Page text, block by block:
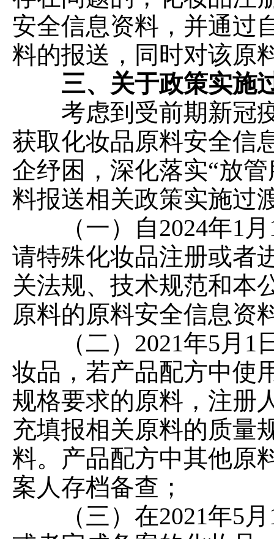
安全信息资料，并通过
料的报送，同时对该原
三、关于政策实施
考虑到受前期新冠疫
获取化妆品原料安全信
企纾困，深化落实“放
料报送相关政策实施过
（一）自2024年1
请特殊化妆品注册或者
关法规、技术规范和本
原料的原料安全信息资
（二） 2021年5月1
妆品，若产品配方中使
规格要求的原料，注册
充填报相关原料的质量
料。产品配方中其他原
案人存档备查；
（三）在2021年5